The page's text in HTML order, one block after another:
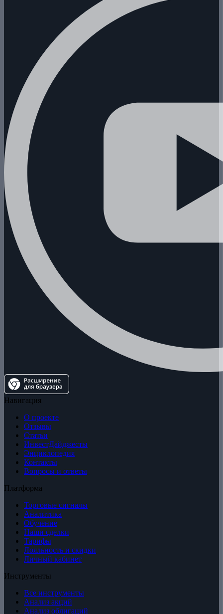
Навигация
О проекте
Отзывы
Статьи
ИнвестДайджесты
Энциклопедия
Контакты
Вопросы и ответы
Платформа
Торговые сигналы
Аналитика
Обучение
Наши сделки
Тарифы
Лояльность и скидки
Личный кабинет
Инструменты
Все инструменты
Анализ акций
Анализ облигаций